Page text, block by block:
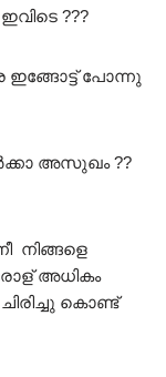
???
ഇങ്ങോട്ട് പോന്നു
അസുഖം ??
നിങ്ങളെ
അധികം
കൊണ്ട്